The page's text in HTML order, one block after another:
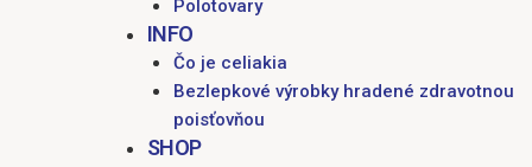
Polotovary
INFO
Čo je celiakia
Bezlepkové výrobky hradené zdravotnou
poisťovňou
SHOP